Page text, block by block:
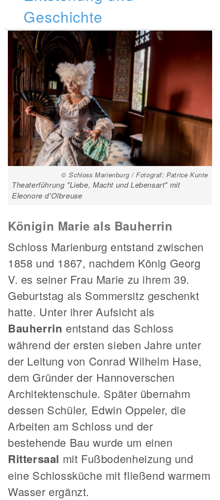
Geschichte
© Schloss Marienburg / Fotograf: Patrice Kunte
Theaterführung "Liebe, Macht und Lebensart" mit
Eleonore d'Olbreuse
Königin Marie als Bauherrin
Schloss Marienburg entstand zwischen
1858 und 1867, nachdem König Georg
V. es seiner Frau Marie zu ihrem 39.
Geburtstag als Sommersitz geschenkt
hatte. Unter ihrer Aufsicht als
Bauherrin entstand das Schloss
während der ersten sieben Jahre unter
der Leitung von Conrad Wilhelm Hase,
dem Gründer der Hannoverschen
Architektenschule. Später übernahm
dessen Schüler, Edwin Oppeler, die
Arbeiten am Schloss und der
bestehende Bau wurde um einen
Rittersaal mit Fußbodenheizung und
eine Schlossküche mit fließend warmem
Wasser ergänzt.